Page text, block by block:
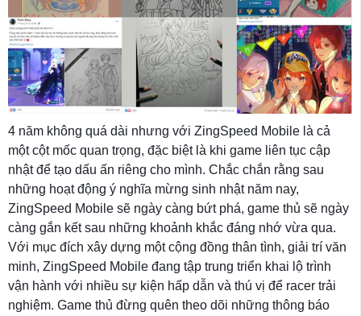
4 năm không quá dài nhưng với ZingSpeed Mobile là cả
một cột mốc quan trọng, đặc biệt là khi game liên tục cập
nhật để tạo dấu ấn riêng cho mình. Chắc chắn rằng sau
những hoạt động ý nghĩa mừng sinh nhật năm nay,
ZingSpeed Mobile sẽ ngày càng bứt phá, game thủ sẽ ngày
càng gắn kết sau những khoảnh khắc đáng nhớ vừa qua.
Với mục đích xây dựng một cộng đồng thân tình, giải trí văn
minh, ZingSpeed Mobile đang tập trung triển khai lộ trình
vận hành với nhiều sự kiện hấp dẫn và thú vị để racer trải
nghiệm. Game thủ đừng quên theo dõi những thông báo